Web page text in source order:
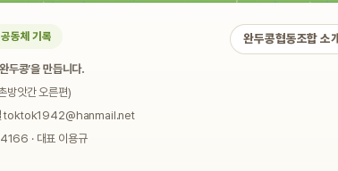
공동체 기록
두콩’을 만듭니다.
방앗간 오른편)
toktok1942@hanmail.net
· 대표 이용규
완두콩협동조합 소